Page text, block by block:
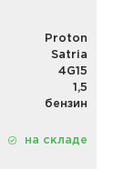
Proton
Satria
4G15
1,5
бензин
на складе